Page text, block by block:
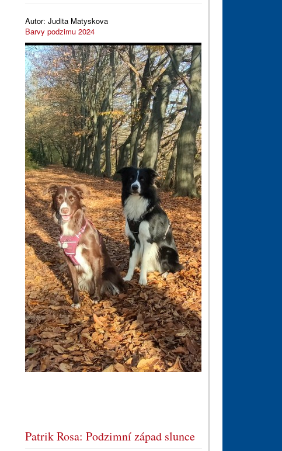
Autor: Judita Matyskova
Barvy podzimu 2024
Patrik Rosa: Podzimní západ slunce